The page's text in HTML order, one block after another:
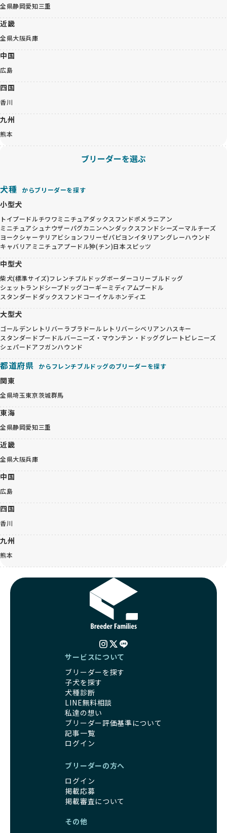
全県静岡愛知三重
近畿
全県大阪兵庫
中国
広島
四国
香川
九州
熊本
ブリーダーを選ぶ
犬種 からブリーダーを探す
小型犬
トイプードルチワワミニチュアダックスフンドポメラニアン
ミニチュアシュナウザーパグカニンヘンダックスフンドシーズーマルチーズ
ヨークシャーテリアビションフリーゼパピヨンイタリアングレーハウンド
キャバリア ミニチュアプードル狆(チン)日本スピッツ
中型犬
柴犬(標準サイズ)フレンチブルドッグボーダーコリーブルドッグ
シェットランドシープドッグコーギーミディアムプードル
スタンダードダックスフンドコーイケルホンディエ
大型犬
ゴールデンレトリバー ラブラドールレトリバーシベリアンハスキー
スタンダードプードルバーニーズ・マウンテン・ドッググレートピレニーズ
シェパードアフガンハウンド
都道府県 からフレンチブルドッグのブリーダーを探す
関東
全県埼玉東京茨城群馬
東海
全県静岡愛知三重
近畿
全県大阪兵庫
中国
広島
四国
香川
九州
熊本
サービスについて
ブリーダーを探す
子犬を探す
犬種診断
LINE無料相談
私達の想い
ブリーダー評価基準について
記事一覧
ログイン
ブリーダーの方へ
ログイン
掲載応募
掲載審査について
その他